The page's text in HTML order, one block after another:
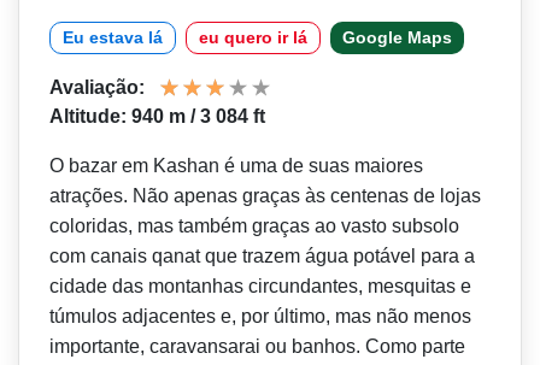
Eu estava lá eu quero ir lá Google Maps
Avaliação:
Altitude: 940 m / 3 084 ft
O bazar em Kashan é uma de suas maiores
atrações. Não apenas graças às centenas de lojas
coloridas, mas também graças ao vasto subsolo
com canais qanat que trazem água potável para a
cidade das montanhas circundantes, mesquitas e
túmulos adjacentes e, por último, mas não menos
importante, caravansarai ou banhos. Como parte